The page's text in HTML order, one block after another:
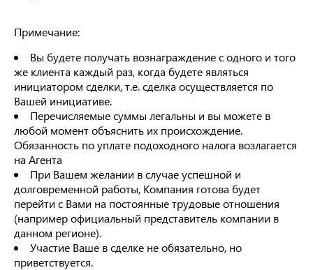
Примечание:
Вы будете получать вознаграждение с одного и того
же клиента каждый раз, когда будете являться
инициатором сделки, т.е. сделка осуществляется по
Вашей инициативе.
Перечисляемые суммы легальны и вы можете в
любой момент объяснить их происхождение.
Обязанность по уплате подоходного налога возлагается
на Агента
При Вашем желании в случае успешной и
долговременной работы, Компания готова будет
перейти с Вами на постоянные трудовые отношения
(например официальный представитель компании в
данном регионе).
Участие Ваше в сделке не обязательно, но
приветствуется.